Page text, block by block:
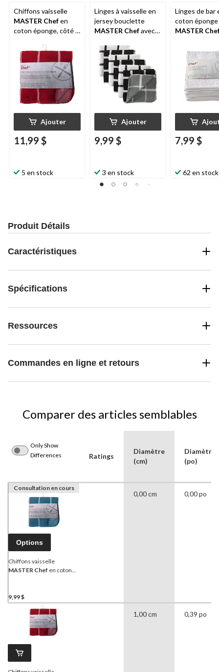
Chiffons vaisselle
MASTER Chefen
coton éponge, côté à
carreaux, 12 x 12 po,
rouge, paq. 6
Ajouter
11,99 $
5 en stock
Linges à vaisselle en
jersey bouclette
MASTER Chefavec
carreaux, noir, paq. 6
Ajouter
9,99 $
3 en stock
Linges de bar
coton éponge
MASTER
po, blanc,
7,99 $
62 en stock
Produit Détails
Caractéristiques
Spécifications
Ressources
Commandes en ligne et retours
Comparer des articles semblables
Only Show
Differences
Ratings
Diamètre
(cm)
Diamètre
(po)
Consultation en cours
Options
Chiffons vaisselle
MASTER Chef en coton
po, bleu, paq. 6
9,99 $
0,00 cm 0,00 po
1,00 cm 0,39 po